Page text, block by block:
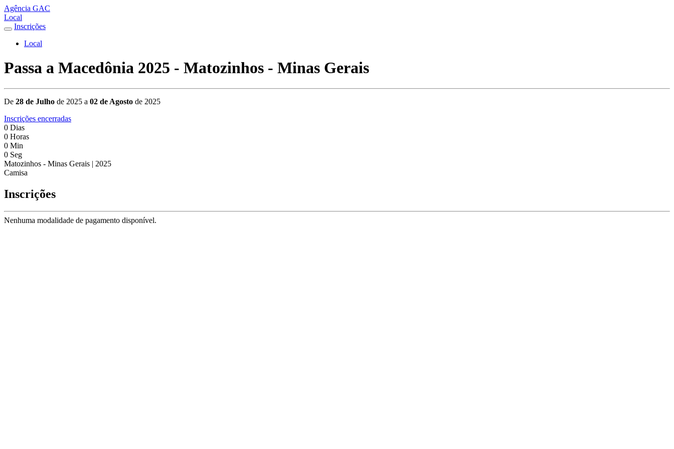
Agência GAC
Local
Inscrições
Local
Passa a Macedônia 2025 - Matozinhos - Minas Gerais
De 28 de Julho de 2025 a 02 de Agosto de 2025
Inscrições encerradas
0 Dias
0 Horas
0 Min
0 Seg
Matozinhos - Minas Gerais | 2025
Camisa
Inscrições
Nenhuma modalidade de pagamento disponível.